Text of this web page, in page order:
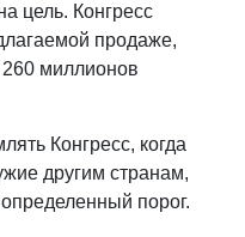
цель. Конгресс
продаже,
260 миллионов
Конгресс, когда
другим странам,
порог.